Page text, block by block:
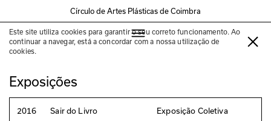
Círculo de Artes Plásticas de Coimbra
Este site utiliza cookies para garantir o seu correto funcionamento. Ao
continuar a navegar, está a concordar com a nossa utilização de
cookies.
Ziad Antar
Exposições
2016 Sair do Livro Exposição Coletiva